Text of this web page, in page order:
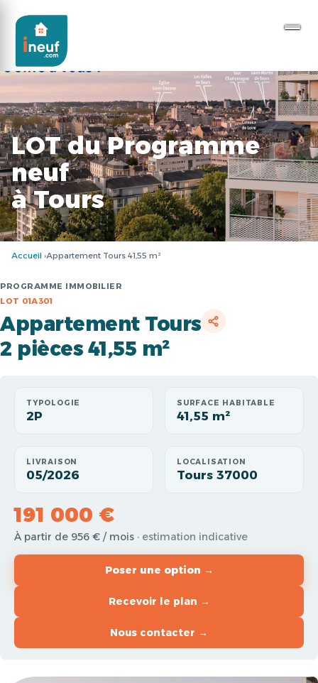
LOT du Programme
neuf
à Tours
Accueil Appartement Tours 41,55 m²
PROGRAMME IMMOBILIER
LOT 01A301
Appartement Tours
2 pièces 41,55 m²
TYPOLOGIE
2P
SURFACE HABITABLE
41,55 m²
LIVRAISON
05/2026
LOCALISATION
Tours 37000
191 000 €
À partir de 956 € / mois · estimation indicative
Poser une option →
Recevoir le plan →
Nous contacter →